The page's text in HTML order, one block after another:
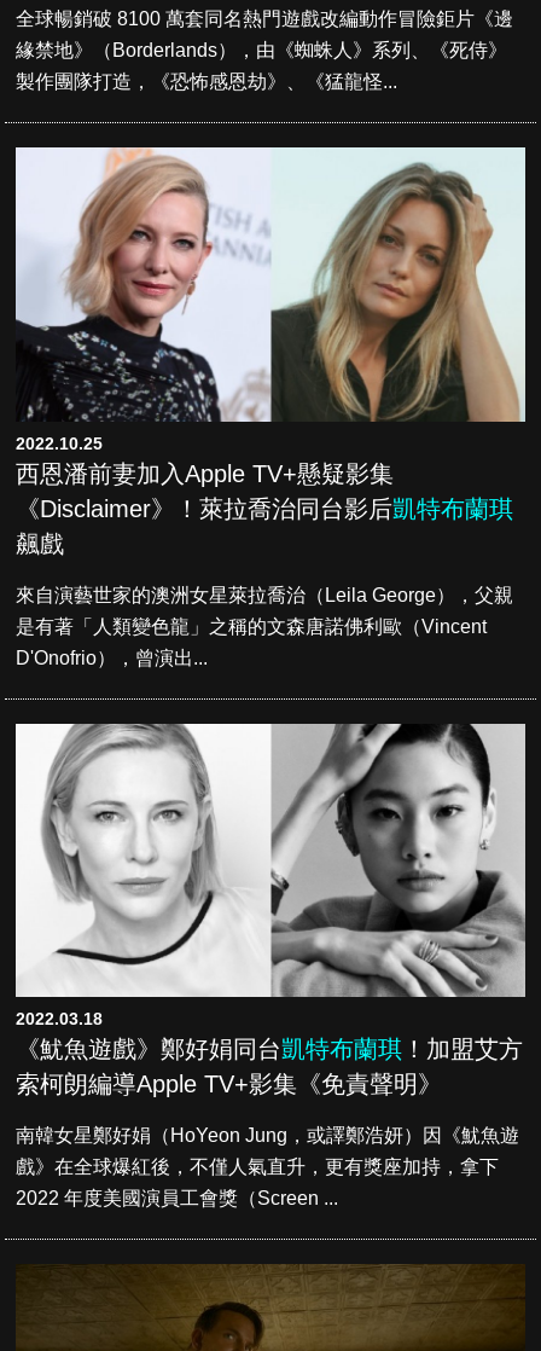
全球暢銷破 8100 萬套同名熱門遊戲改編動作冒險鉅片《邊
緣禁地》（Borderlands），由《蜘蛛人》系列、《死侍》
製作團隊打造，《恐怖感恩劫》、《猛龍怪...
2022.10.25
西恩潘前妻加入Apple TV+懸疑影集
《Disclaimer》！萊拉喬治同台影后凱特布蘭琪
飆戲
來自演藝世家的澳洲女星萊拉喬治（Leila George），父親
是有著「人類變色龍」之稱的文森唐諾佛利歐（Vincent
D'Onofrio），曾演出...
2022.03.18
《魷魚遊戲》鄭好娟同台凱特布蘭琪 ！加盟艾方
索柯朗編導Apple TV+影集《免責聲明》
南韓女星鄭好娟（HoYeon Jung，或譯鄭浩妍）因《魷魚遊
戲》在全球爆紅後，不僅人氣直升，更有獎座加持，拿下
2022 年度美國演員工會獎（Screen ...